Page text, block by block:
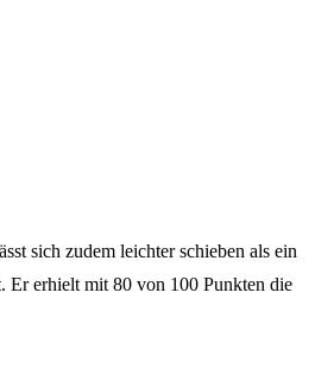
sich zudem leichter schieben als ein
Er erhielt mit 80 von 100 Punkten die